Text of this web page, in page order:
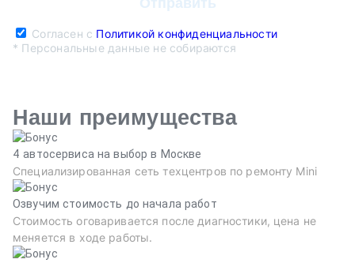
Согласен с Политикой конфиденциальности
* Персональные данные не собираются
Наши преимущества
4 автосервиса на выбор в Москве
Специализированная сеть техцентров по ремонту Mini
Озвучим стоимость до начала работ
Стоимость оговаривается после диагностики, цена не
меняется в ходе работы.